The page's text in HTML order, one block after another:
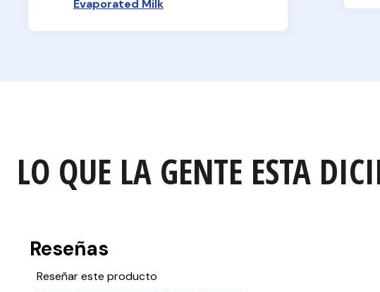
Evaporated Milk
LO QUE LA GENTE ESTA